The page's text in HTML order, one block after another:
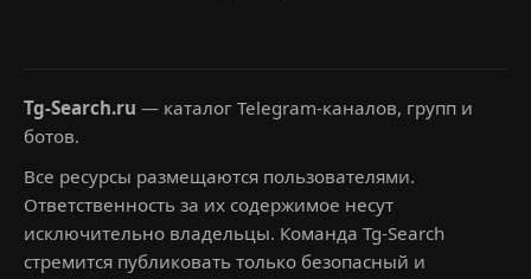
Tg-Search.ru — каталог Telegram-каналов, групп и
ботов.
Все ресурсы размещаются пользователями.
Ответственность за их содержимое несут
исключительно владельцы. Команда Tg-Search
стремится публиковать только безопасный и